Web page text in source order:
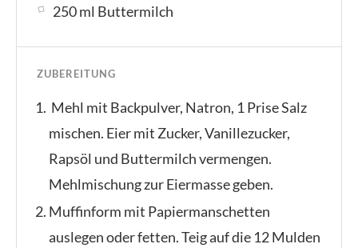
250 ml Buttermilch
ZUBEREITUNG
Mehl mit Backpulver, Natron, 1 Prise Salz
mischen. Eier mit Zucker, Vanillezucker,
Rapsöl und Buttermilch vermengen.
Mehlmischung zur Eiermasse geben.
Muffinform mit Papiermanschetten
auslegen oder fetten. Teig auf die 12 Mulden